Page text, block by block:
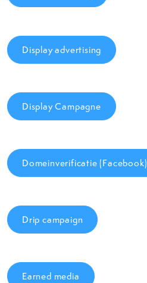
Display advertising
Display Campagne
Domeinverificatie (Facebook)
Drip campaign
Earned media